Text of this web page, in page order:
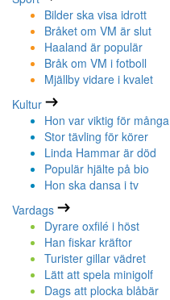
Bilder ska visa idrott
Bråket om VM är slut
Haaland är populär
Bråk om VM i fotboll
Mjällby vidare i kvalet
Kultur
Hon var viktig för många
Stor tävling för körer
Linda Hammar är död
Populär hjälte på bio
Hon ska dansa i tv
Vardags
Dyrare oxfilé i höst
Han fiskar kräftor
Turister gillar vädret
Lätt att spela minigolf
Dags att plocka blåbär